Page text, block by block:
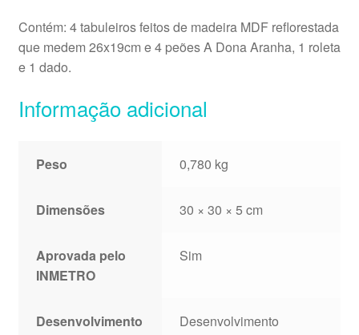
Contém: 4 tabuleiros feitos de madeira MDF reflorestada
que medem 26x19cm e 4 peões A Dona Aranha, 1 roleta
e 1 dado.
Informação adicional
Peso 0,780 kg
Dimensões 30 × 30 × 5 cm
Aprovada pelo
INMETRO
Sim
Desenvolvimento
Desenvolvimento